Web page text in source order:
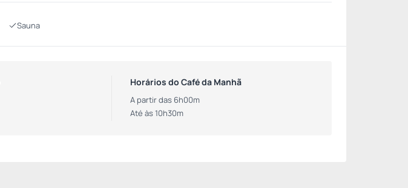
Sauna
Horários do Café da Manhã
A partir das 6h00m
Até às 10h30m